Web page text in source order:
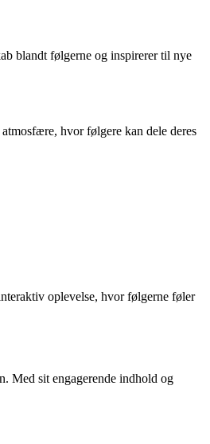
blandt følgerne og inspirerer til nye
hvor følgere kan dele deres
oplevelse, hvor følgerne føler
Med sit engagerende indhold og